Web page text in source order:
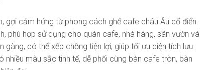
gợi cảm hứng từ phong cách ghế cafe châu Âu cổ điển.
phù hợp sử dụng cho quán cafe, nhà hàng, sân vườn và
gàng, có thể xếp chồng tiện lợi, giúp tối ưu diện tích lưu
màu sắc tinh tế, dễ phối cùng bàn cafe tròn, bàn